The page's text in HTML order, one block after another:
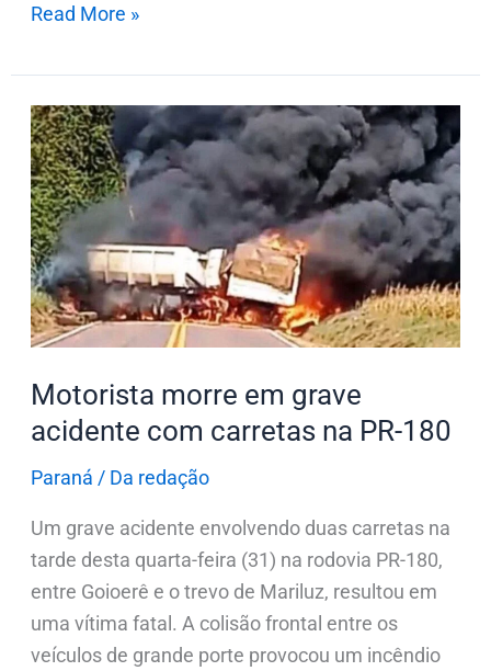
Read More »
Motorista morre em grave
acidente com carretas na PR-180
Paraná / Da redação
Um grave acidente envolvendo duas carretas na
tarde desta quarta-feira (31) na rodovia PR-180,
entre Goioerê e o trevo de Mariluz, resultou em
uma vítima fatal. A colisão frontal entre os
veículos de grande porte provocou um incêndio
Motorista
morre
em
grave
acidente
com
carretas
na
180